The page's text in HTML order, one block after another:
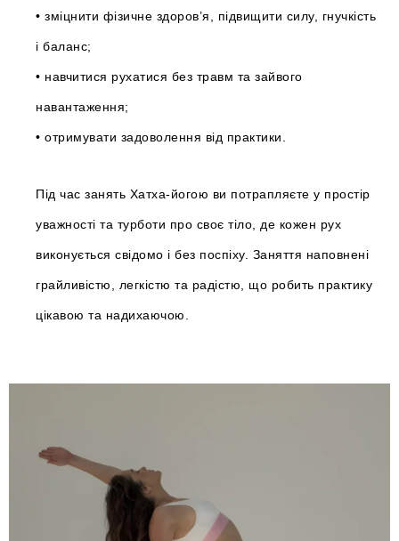
• зміцнити фізичне здоров’я, підвищити силу, гнучкість
і баланс;
• навчитися рухатися без травм та зайвого
навантаження;
• отримувати задоволення від практики.
Під час занять Хатха-йогою ви потрапляєте у простір
уважності та турботи про своє тіло, де кожен рух
виконується свідомо і без поспіху. Заняття наповнені
грайливістю, легкістю та радістю, що робить практику
цікавою та надихаючою.